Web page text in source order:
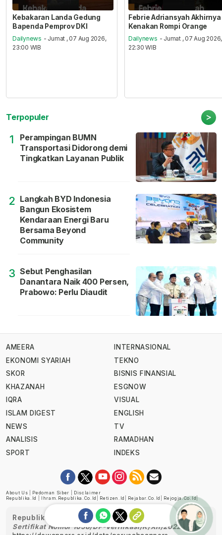
Kebakaran Landa Gedung
Bapenda Pemprov DKI
Dailynews - Jumat , 07 Aug 2026,
23:00 WIB
Febrie Adriansyah Akhirnya
Kenakan Rompi Orange
Dailynews - Jumat , 07 Aug 2026,
22:30 WIB
Terpopuler >
1
Perampingan BUMN
Transportasi Didorong demi
Tingkatkan Layanan Publik
2 Langkah BYD Indonesia
Bangun Ekosistem
Kendaraan Energi Baru
Bersama Beyond
Community
3 Sebut Penghasilan
Danantara Naik 400 Persen,
Prabowo: Perlu Diaudit
AMEERA
EKONOMI SYARIAH
SKOR
KHAZANAH
IQRA
ISLAM DIGEST
NEWS
ANALISIS
SPORT
INTERNASIONAL
TEKNO
BISNIS FINANSIAL
ESGNOW
VISUAL
ENGLISH
TV
RAMADHAN
INDEKS
About Us Pedoman Siber
Disclaimer
Republika.id
Ihram.republika.co.id Retizen.id Rejabar.co.id Rejogja.co.id |
Republika telah diverifikasi oleh Dewan Pers
Sertifikat Nomor 1058/DP-Verifikasi/K/XII/2022